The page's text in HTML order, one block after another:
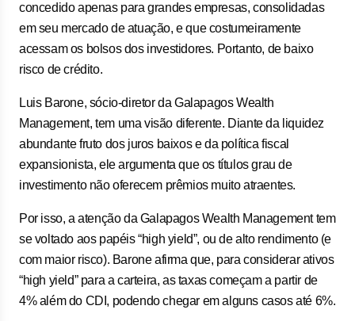
concedido apenas para grandes empresas, consolidadas
em seu mercado de atuação, e que costumeiramente
acessam os bolsos dos investidores. Portanto, de baixo
risco de crédito.
Luis Barone, sócio-diretor da Galapagos Wealth
Management, tem uma visão diferente. Diante da liquidez
abundante fruto dos juros baixos e da política fiscal
expansionista, ele argumenta que os títulos grau de
investimento não oferecem prêmios muito atraentes.
Por isso, a atenção da Galapagos Wealth Management tem
se voltado aos papéis “high yield”, ou de alto rendimento (e
com maior risco). Barone afirma que, para considerar ativos
“high yield” para a carteira, as taxas começam a partir de
4% além do CDI, podendo chegar em alguns casos até 6%.